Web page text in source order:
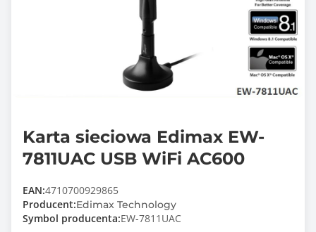
Karta sieciowa Edimax EW-
7811UAC USB WiFi AC600
EAN:4710700929865
Producent:Edimax Technology
Symbol producenta:EW-7811UAC